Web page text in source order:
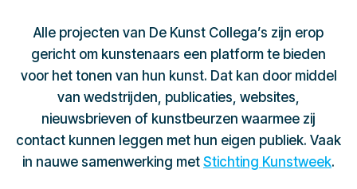
Alle projecten van De Kunst Collega’s zijn erop
gericht om kunstenaars een platform te bieden
voor het tonen van hun kunst. Dat kan door middel
van wedstrijden, publicaties, websites,
nieuwsbrieven of kunstbeurzen waarmee zij
contact kunnen leggen met hun eigen publiek. Vaak
in nauwe samenwerking met Stichting Kunstweek.